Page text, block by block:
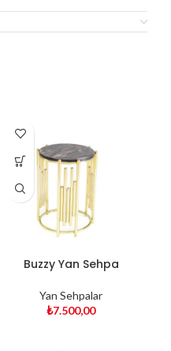
Buzzy Yan Sehpa
Yan Sehpalar
₺7.500,00